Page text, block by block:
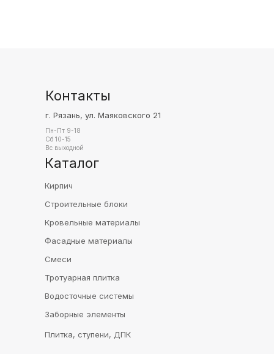
Контакты
Каталог
г. Рязань, ул. Маяковского 21
Пн-Пт 9-18
Сб 10-15
Вс выходной
Кирпич
Строительные блоки
Кровельные материалы
Фасадные материалы
Смеси
Тротуарная плитка
Водосточные системы
Заборные элементы
Плитка, ступени, ДПК